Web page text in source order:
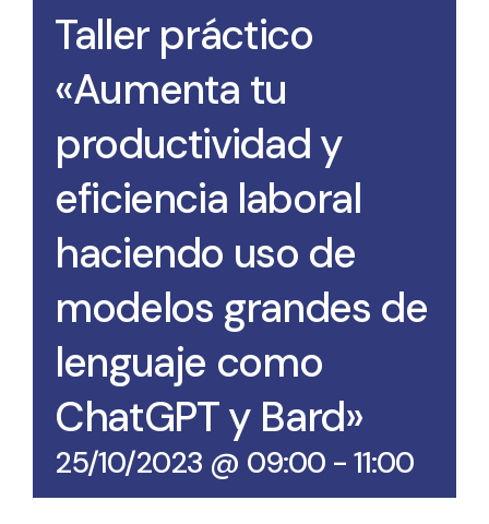
Taller práctico
«Aumenta tu
productividad y
eficiencia laboral
haciendo uso de
modelos grandes de
lenguaje como
ChatGPT y Bard»
25/10/2023 @ 09:00- 11:00